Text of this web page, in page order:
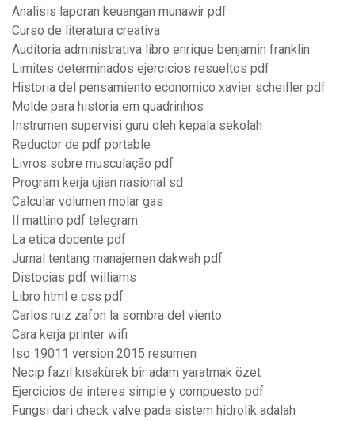
Analisis laporan keuangan munawir pdf
Curso de literatura creativa
Auditoria administrativa libro enrique benjamin franklin
Limites determinados ejercicios resueltos pdf
Historia del pensamiento economico xavier scheifler pdf
Molde para historia em quadrinhos
Instrumen supervisi guru oleh kepala sekolah
Reductor de pdf portable
Livros sobre musculação pdf
Program kerja ujian nasional sd
Calcular volumen molar gas
Il mattino pdf telegram
La etica docente pdf
Jurnal tentang manajemen dakwah pdf
Distocias pdf williams
Libro html e css pdf
Carlos ruiz zafon la sombra del viento
Cara kerja printer wifi
Iso 19011 version 2015 resumen
Necip fazıl kısakürek bir adam yaratmak özet
Ejercicios de interes simple y compuesto pdf
Fungsi dari check valve pada sistem hidrolik adalah